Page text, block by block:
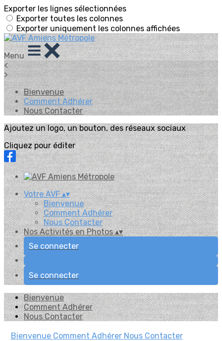
Exporter les lignes sélectionnées
Exporter toutes les colonnes
Exporter uniquement les colonnes affichées
Menu
<
>
Bienvenue
Comment Adhérer
Nous Contacter
Ajoutez un logo, un bouton, des réseaux sociaux
Cliquez pour éditer
Votre AVF▴▾
Bienvenue
Comment Adhérer
Nous Contacter
Nos Activités en Photos▴▾
Se connecter
Se connecter
Bienvenue
Comment Adhérer
Nous Contacter
Bienvenue Comment Adhérer Nous Contacter